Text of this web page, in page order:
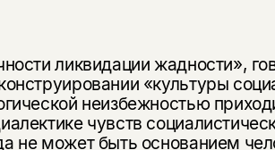
ликвидации жадности»,
«культуры
неизбеж­ностью
чувств
не может быть основанием